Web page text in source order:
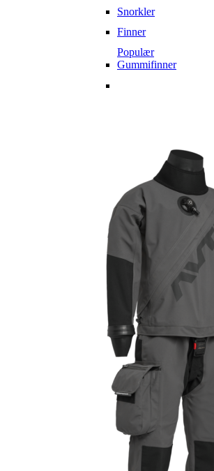
Snorkler
Finner
Populær
Gummifinner